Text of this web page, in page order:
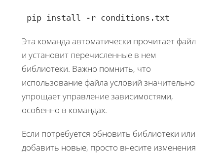
pip install -r conditions.txt
Эта команда автоматически прочитает файл
и установит перечисленные в нем
библиотеки. Важно помнить, что
использование файла условий значительно
упрощает управление зависимостями,
особенно в командах.
Если потребуется обновить библиотеки или
добавить новые, просто внесите изменения